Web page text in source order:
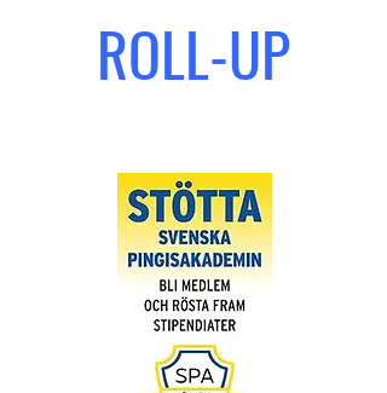
ROLL-UP